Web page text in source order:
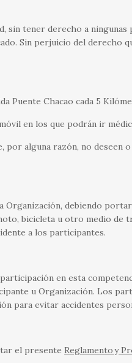
sin tener derecho a
Sin perjuicio del derecho
Puente Chacao cada 5
en los que podrán ir
alguna razón, no deseen
debiendo
bicicleta u otro medio de
a los participantes.
en esta
u Organización. Los
para evitar accidentes
el presente Reglamentoy